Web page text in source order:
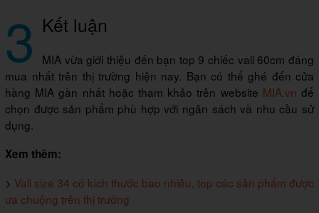
3 Kết luận
MIA vừa giới thiệu đến bạn top 9 chiếc vali 60cm đáng
mua nhất trên thị trường hiện nay. Bạn có thể ghé đến cửa
hàng MIA gần nhất hoặc tham khảo trên website MIA.vn để
chọn được sản phẩm phù hợp với ngân sách và nhu cầu sử
dụng.
Xem thêm:
> Vali size 34 có kích thước bao nhiêu, top các sản phẩm được
ưa chuộng trên thị trường